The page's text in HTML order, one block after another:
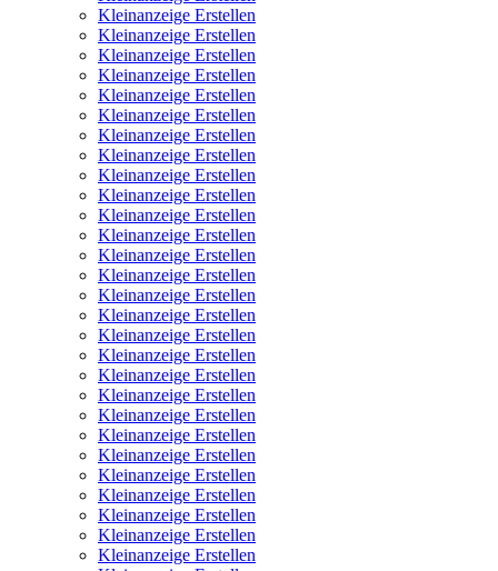
Kleinanzeige Erstellen
Kleinanzeige Erstellen
Kleinanzeige Erstellen
Kleinanzeige Erstellen
Kleinanzeige Erstellen
Kleinanzeige Erstellen
Kleinanzeige Erstellen
Kleinanzeige Erstellen
Kleinanzeige Erstellen
Kleinanzeige Erstellen
Kleinanzeige Erstellen
Kleinanzeige Erstellen
Kleinanzeige Erstellen
Kleinanzeige Erstellen
Kleinanzeige Erstellen
Kleinanzeige Erstellen
Kleinanzeige Erstellen
Kleinanzeige Erstellen
Kleinanzeige Erstellen
Kleinanzeige Erstellen
Kleinanzeige Erstellen
Kleinanzeige Erstellen
Kleinanzeige Erstellen
Kleinanzeige Erstellen
Kleinanzeige Erstellen
Kleinanzeige Erstellen
Kleinanzeige Erstellen
Kleinanzeige Erstellen